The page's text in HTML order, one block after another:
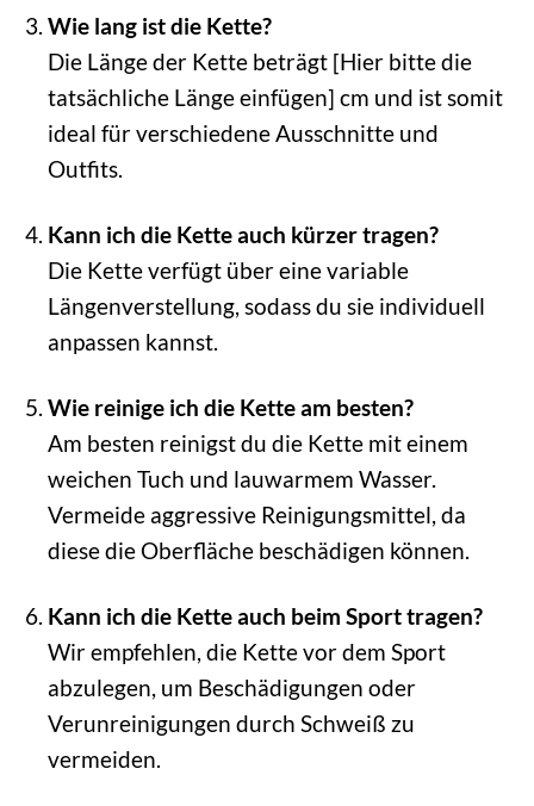
Wie lang ist die Kette?
Die Länge der Kette beträgt [Hier bitte die
tatsächliche Länge einfügen] cm und ist somit
ideal für verschiedene Ausschnitte und
Outfits.
Kann ich die Kette auch kürzer tragen?
Die Kette verfügt über eine variable
Längenverstellung, sodass du sie individuell
anpassen kannst.
Wie reinige ich die Kette am besten?
Am besten reinigst du die Kette mit einem
weichen Tuch und lauwarmem Wasser.
Vermeide aggressive Reinigungsmittel, da
diese die Oberfläche beschädigen können.
Kann ich die Kette auch beim Sport tragen?
Wir empfehlen, die Kette vor dem Sport
abzulegen, um Beschädigungen oder
Verunreinigungen durch Schweiß zu
vermeiden.